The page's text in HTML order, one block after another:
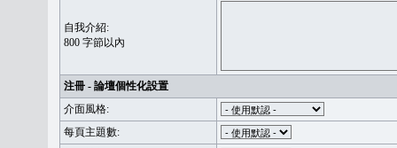
自我介紹:
800 字節以內
注冊 - 論壇個性化設置
介面風格:
每頁主題數: